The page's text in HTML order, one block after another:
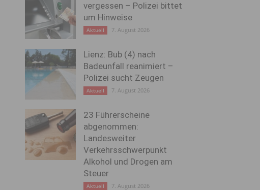
vergessen – Polizei bittet
um Hinweise
Aktuell 7. August 2026
Lienz: Bub (4) nach
Badeunfall reanimiert –
Polizei sucht Zeugen
Aktuell 7. August 2026
23 Führerscheine
abgenommen:
Landesweiter
Verkehrsschwerpunkt
Alkohol und Drogen am
Steuer
Aktuell 7. August 2026